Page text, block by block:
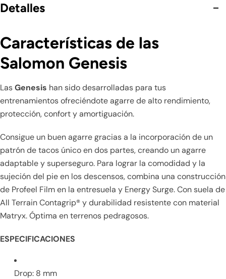
Detalles
Características de las
Salomon Genesis
LasGenesis han sido desarrolladas para tus
entrenamientos ofreciéndote agarre de alto rendimiento,
protección, confort y amortiguación.
Consigue un buen agarre gracias a la incorporación de un
patrón de tacos único en dos partes, creando un agarre
adaptable y superseguro. Para lograr la comodidad y la
sujeción del pie en los descensos, combina una construcción
de Profeel Film en la entresuela y Energy Surge. Con suela de
All Terrain Contagrip® y durabilidad resistente con material
Matryx. Óptima en terrenos pedragosos.
ESPECIFICACIONES
Drop: 8 mm